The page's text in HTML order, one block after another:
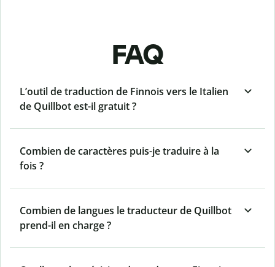
FAQ
L’outil de traduction de Finnois vers le Italien
de Quillbot est-il gratuit ?
Combien de caractères puis-je traduire à la
fois ?
Combien de langues le traducteur de Quillbot
prend-il en charge ?